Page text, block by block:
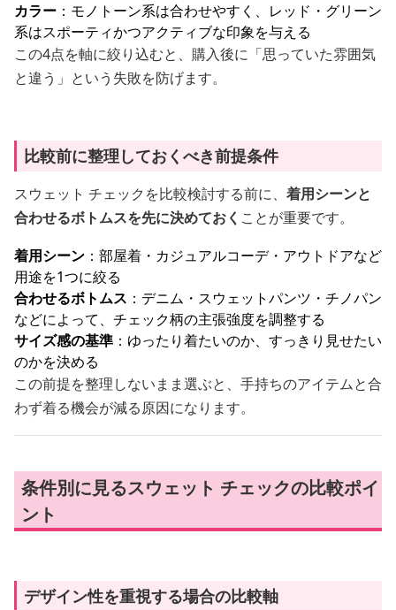
カラー ：モノトーン系は合わせやすく、レッド・グリーン
系はスポーティかつアクティブな印象を与える
この4点を軸に絞り込むと、購入後に「思っていた雰囲気
と違う」という失敗を防げます。
比較前に整理しておくべき前提条件
スウェット チェックを比較検討する前に、 着用シーンと
合わせるボトムスを先に決めておく ことが重要です。
着用シーン ：部屋着・カジュアルコーデ・アウトドアなど
用途を1つに絞る
合わせるボトムス ：デニム・スウェットパンツ・チノパン
などによって、チェック柄の主張強度を調整する
サイズ感の基準 ：ゆったり着たいのか、すっきり見せたい
のかを決める
この前提を整理しないまま選ぶと、手持ちのアイテムと合
わず着る機会が減る原因になります。
条件別に見るスウェット チェックの比較ポイ
ント
デザイン性を重視する場合の比較軸